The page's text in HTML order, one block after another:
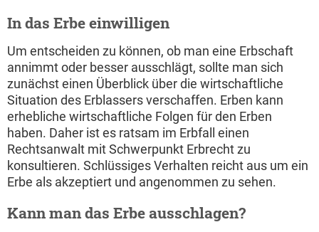
In das Erbe einwilligen
Um entscheiden zu können, ob man eine Erbschaft
annimmt oder besser ausschlägt, sollte man sich
zunächst einen Überblick über die wirtschaftliche
Situation des Erblassers verschaffen. Erben kann
erhebliche wirtschaftliche Folgen für den Erben
haben. Daher ist es ratsam im Erbfall einen
Rechtsanwalt mit Schwerpunkt Erbrecht zu
konsultieren. Schlüssiges Verhalten reicht aus um ein
Erbe als akzeptiert und angenommen zu sehen.
Kann man das Erbe ausschlagen?